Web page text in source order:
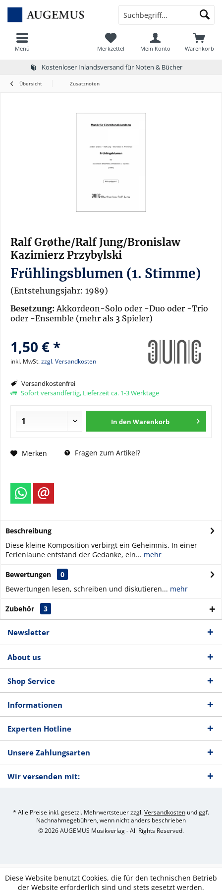
Kostenloser Inlandsversand für Noten & Bücher
Menü Warenkorb
Merkzettel Mein Konto
Übersicht Zusatznoten
Ralf Grøthe/Ralf Jung/Bronislaw
Kazimierz Przybylski
Frühlingsblumen (1. Stimme)
(Entstehungsjahr: 1989)
Besetzung: Akkordeon-Solo oder -Duo oder -Trio
oder -Ensemble (mehr als 3 Spieler)
1,50 € *
inkl. MwSt.zzgl. Versandkosten
Versandkostenfrei
Sofort versandfertig, Lieferzeit ca. 1-3 Werktage
In den Warenkorb
Merken Fragen zum Artikel?
Beschreibung
Diese kleine Komposition verbirgt ein Geheimnis. In einer
Ferienlaune entstand der Gedanke, ein... mehr
Bewertungen
0
Bewertungen lesen, schreiben und diskutieren... mehr
Zubehör 3
Newsletter
About us
Shop Service
Informationen
Experten Hotline
Unsere Zahlungsarten
Wir versenden mit:
* Alle Preise inkl. gesetzl. Mehrwertsteuer zzgl.Versandkosten und ggf.
Nachnahmegebühren, wenn nicht anders beschrieben
© 2026 AUGEMUS Musikverlag - All Rights Reserved.
Diese Website benutzt Cookies, die für den technischen Betrieb
der Website erforderlich sind und stets gesetzt werden.